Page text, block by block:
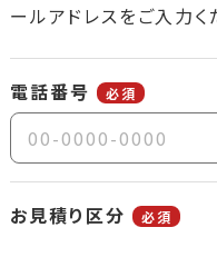
ールアドレスをご入力く
電話番号 必須
お見積り区分 必須